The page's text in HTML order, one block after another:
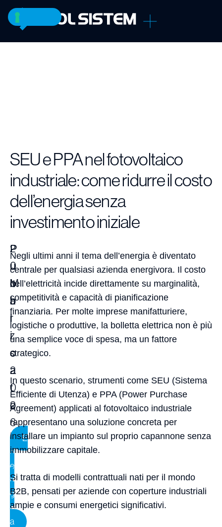
SEU e PPA nel fotovoltaico
industriale: come ridurre il costo
dell’energia senza
investimento iniziale
P
u
b
b
l
i
c
a
t
o
2
0
M
a
r
z
o
2
0
2
6
E
n
e
r
g
i
a
Negli ultimi anni il tema dell’energia è diventato
centrale per qualsiasi azienda energivora. Il costo
dell’elettricità incide direttamente su marginalità,
competitività e capacità di pianificazione
finanziaria. Per molte imprese manifatturiere,
logistiche o produttive, la bolletta elettrica non è più
una semplice voce di spesa, ma un fattore
strategico.
In questo scenario, strumenti come SEU (Sistema
Efficiente di Utenza) e PPA (Power Purchase
Agreement) applicati al fotovoltaico industriale
rappresentano una soluzione concreta per
installare un impianto sul proprio capannone senza
immobilizzare capitale.
Si tratta di modelli contrattuali nati per il mondo
B2B, pensati per aziende con coperture industriali
ampie e consumi energetici significativi.